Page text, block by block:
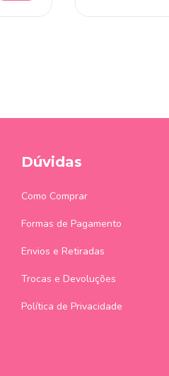
Dúvidas
Como Comprar
Formas de Pagamento
Envios e Retiradas
Trocas e Devoluções
Política de Privacidade